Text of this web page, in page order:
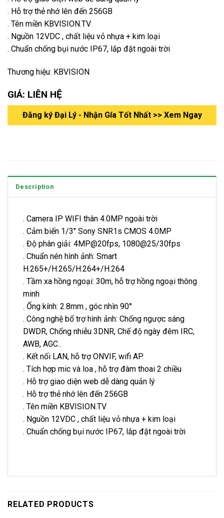
. Hỗ trợ thẻ nhớ lên đến 256GB
. Tên miền KBVISION.TV
. Nguồn 12VDC , chất liệu vỏ nhựa + kim loại
. Chuẩn chống bụi nước IP67, lắp đặt ngoài trời
Thương hiệu: KBVISION
GIÁ: LIÊN HỆ
Đăng ký Đại Lý - Nhận Gía Tốt Nhất >> Xem Ngay
Description
. Camera IP WIFI thân 4.0MP ngoài trời
. Cảm biến 1/3″ Sony SNR1s CMOS 4.0MP
. Độ phân giải: 4MP@20fps, 1080@25/30fps
. Chuẩn nén hình ảnh: Smart
H.265+/H.265/H.264+/H.264
. Tầm xa hồng ngoại: 30m, hỗ trợ hồng ngoại thông
minh
. Ống kính: 2.8mm , góc nhìn 90°
. Công nghệ bổ trợ hình ảnh: Chống ngược sáng
DWDR, Chống nhiễu 3DNR, Chế độ ngày đêm IRC,
AWB, AGC..
. Kết nối LAN, hỗ trợ ONVIF, wifi AP.
. Tích hợp mic và loa , hỗ trợ đàm thoai 2 chiều
. Hỗ trợ giao diện web dễ dàng quản lý
. Hỗ trợ thẻ nhớ lên đến 256GB
. Tên miền KBVISION.TV
. Nguồn 12VDC , chất liệu vỏ nhựa + kim loại
. Chuẩn chống bụi nước IP67, lắp đặt ngoài trời
RELATED PRODUCTS